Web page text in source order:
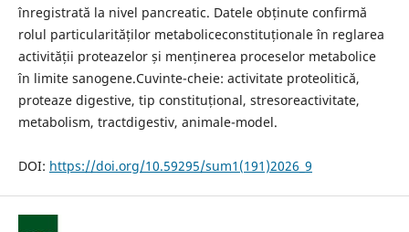
înregistrată la nivel pancreatic. Datele obținute confirmă
rolul particularităților metaboliceconstituționale în reglarea
activității proteazelor și menținerea proceselor metabolice
în limite sanogene.Cuvinte-cheie: activitate proteolitică,
proteaze digestive, tip constituțional, stresoreactivitate,
metabolism, tractdigestiv, animale-model.
DOI: https://doi.org/10.59295/sum1(191)2026_ 9